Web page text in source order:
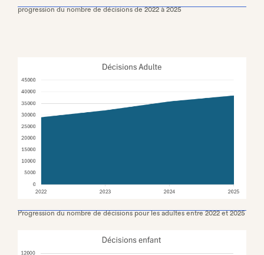
progression du nombre de décisions de 2022 à 2025
Progression du nombre de décisions pour les adultes entre 2022 et 2025